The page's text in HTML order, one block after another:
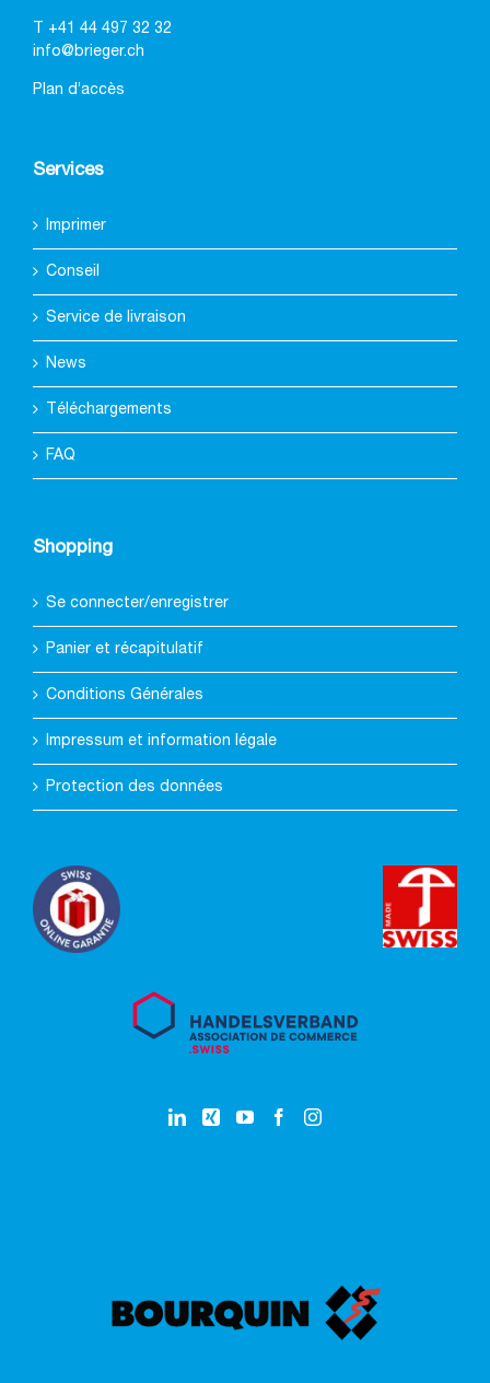
+41 44 497 32 32
info@brieger.ch
Plan d’accès
Services
Imprimer
Conseil
Service de livraison
News
Téléchargements
FAQ
Shopping
Se connecter/enregistrer
Panier et récapitulatif
Conditions Générales
Impressum et information légale
Protection des données